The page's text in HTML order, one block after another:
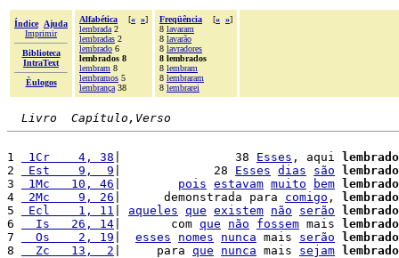
Índice
Ajuda
Imprimir
Biblioteca
IntraText
Èulogos
Alfabética [« »]
lembrada 2
lembradas 2
lembrado 6
lembrados 8
lembram 8
lembramos 5
lembrança 38
Freqüência [« »]
8 lavaram
8 lavarão
8 lavradores
8 lembrados
8 lembram
8 lembraram
8 lembrarei
Livro  Capítulo,Verso
1 1Cr    4, 38 |                38 Esses , aqui
2
Est    9,  9 |             28 Esses dias são
3
1Mc   10, 46 pois estavam muito bem
4
2Mc    9, 26 |      demonstrada para comigo ,
5
Ecl    1, 11 aqueles que existem não serão
6
  Is   26, 14
|       com que não fossem mais
7
  Os    2, 19
esses nomes nunca mais serão
8
  Zc   13,  2
|     para que nunca mais sejam